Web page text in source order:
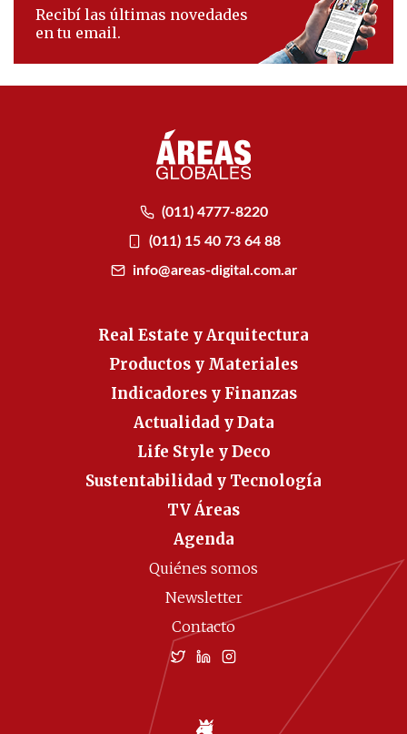
Recibí las últimas novedades
en tu email.
(011) 4777-8220
(011) 15 40 73 64 88
info@areas-digital.com.ar
Real Estate y Arquitectura
Productos y Materiales
Indicadores y Finanzas
Actualidad y Data
Life Style y Deco
Sustentabilidad y Tecnología
TV Áreas
Agenda
Quiénes somos
Newsletter
Contacto